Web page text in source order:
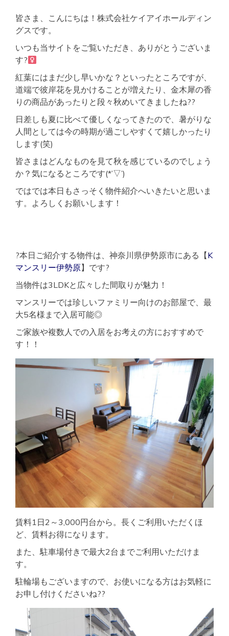
ス
3LDK
場
付
き
駅
カ
皆さま、こんにちは！株式会社ケイアイホールディン
グスです。
いつも当サイトをご覧いただき、ありがとうございま
す?‍
紅葉にはまだ少し早いかな？といったところですが、
道端で彼岸花を見かけることが増えたり、金木犀の香
りの商品があったりと段々秋めいてきましたね??
日差しも夏に比べて優しくなってきたので、暑がりな
人間としては今の時期が過ごしやすくて嬉しかったり
します(笑)
皆さまはどんなものを見て秋を感じているのでしょう
か？気になるところです(*’▽’)
ではでは本日もさっそく物件紹介へいきたいと思いま
す。よろしくお願いします！
?本日ご紹介する物件は、神奈川県伊勢原市にある【K
マンスリー伊勢原】です?
当物件は3LDKと広々した間取りが魅力！
マンスリーでは珍しいファミリー向けのお部屋で、最
大5名様まで入居可能◎
ご家族や複数人での入居をお考えの方におすすめで
す！！
賃料1日2～3,000円台から。長くご利用いただくほ
ど、賃料お得になります。
また、駐車場付きで最大2台までご利用いただけま
す。
駐輪場もございますので、お使いになる方はお気軽に
お申し付けくださいね??